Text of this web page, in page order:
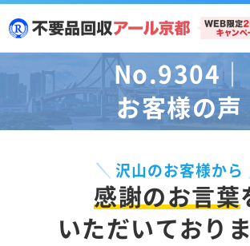
No.9304｜
お客様の声
沢山のお客様から
感謝のお言葉
いただいており